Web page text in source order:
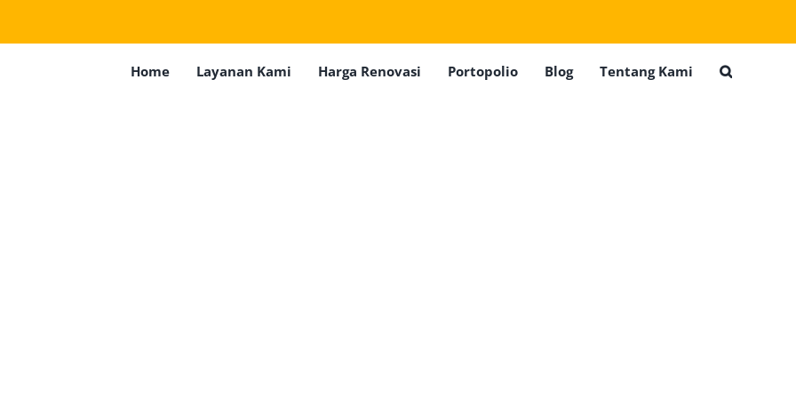
Home Layanan Kami Harga Renovasi Portopolio Blog Tentang Kami